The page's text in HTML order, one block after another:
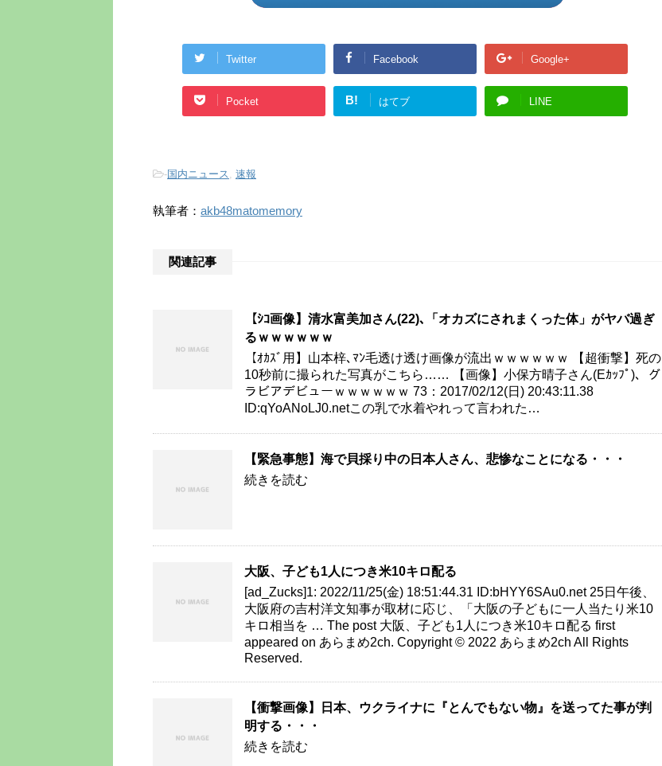
Twitter Facebook Google+
Pocket B! はてブ LINE
-国内ニュース, 速報
執筆者： akb48matomemory
関連記事
【ｼｺ画像】清水富美加さん(22)､「オカズにされまくった体」がヤバ過ぎ
るｗｗｗｗｗｗ
【ｵｶｽﾞ用】山本梓､ﾏﾝ毛透け透け画像が流出ｗｗｗｗｗｗ 【超衝撃】死の
10秒前に撮られた写真がこちら…… 【画像】小保方晴子さん(Eｶｯﾌﾟ)、グ
ラビアデビューｗｗｗｗｗｗ 73：2017/02/12(日) 20:43:11.38
ID:qYoANoLJ0.netこの乳で水着やれって言われた…
【緊急事態】海で貝採り中の日本人さん、悲惨なことになる・・・
続きを読む
大阪、子ども1人につき米10キロ配る
[ad_Zucks]1: 2022/11/25(金) 18:51:44.31 ID:bHYY6SAu0.net 25日午後、
大阪府の吉村洋文知事が取材に応じ、「大阪の子どもに一人当たり米10
キロ相当を … The post 大阪、子ども1人につき米10キロ配る first
appeared on あらまめ2ch. Copyright © 2022 あらまめ2ch All Rights
Reserved.
【衝撃画像】日本、ウクライナに『とんでもない物』を送ってた事が判
明する・・・
続きを読む